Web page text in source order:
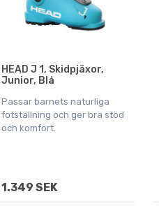
HEAD J 1, Skidpjäxor,
Junior, Blå
Passar barnets naturliga
fotställning och ger bra stöd
och komfort.
1.349 SEK